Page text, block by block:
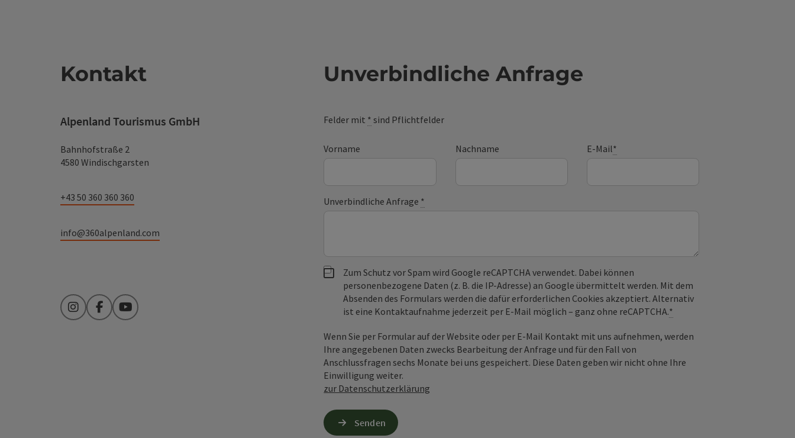
Kontakt
Alpenland Tourismus GmbH
Bahnhofstraße 2
4580 Windischgarsten
+43 50 360 360 360
info@360alpenland.com
InstagramFacebookYouTube
Unverbindliche Anfrage
Felder mit * sind Pflichtfelder
Vorname Nachname E-Mail*
Unverbindliche Anfrage *
Zum Schutz vor Spam wird Google reCAPTCHA verwendet. Dabei können
personenbezogene Daten (z. B. die IP-Adresse) an Google übermittelt werden. Mit dem
Absenden des Formulars werden die dafür erforderlichen Cookies akzeptiert. Alternativ
ist eine Kontaktaufnahme jederzeit per E-Mail möglich – ganz ohne reCAPTCHA.*
Wenn Sie per Formular auf der Website oder per E-Mail Kontakt mit uns aufnehmen, werden
Ihre angegebenen Daten zwecks Bearbeitung der Anfrage und für den Fall von
Anschlussfragen sechs Monate bei uns gespeichert. Diese Daten geben wir nicht ohne Ihre
Einwilligung weiter.
zur Datenschutzerklärung
Senden